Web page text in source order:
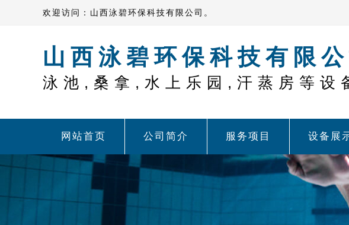
欢迎访问：山西泳碧环保科技有限公司。
山西泳碧环保科技有限公
泳池,桑拿,水上乐园,汗蒸房等设
网站首页 公司简介 服务项目 设备展